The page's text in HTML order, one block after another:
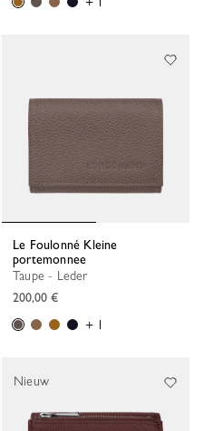
Le Foulonné Kleine
portemonnee
Taupe - Leder
200,00 €
+ 1
Nieuw